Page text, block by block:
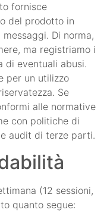
fornisce
del prodotto in
Di norma,
ma registriamo i
di eventuali abusi.
per un utilizzo
Se
alle normative
con politiche di
audit di terze parti.
(12 sessioni,
quanto segue: